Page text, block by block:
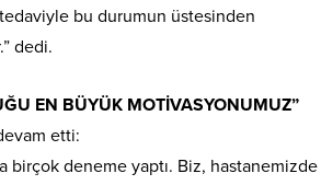
bu durumun üstesinden
dedi.
EN BÜYÜK MOTİVASYONUMUZ”
etti:
birçok deneme yaptı. Biz, hastanemizde